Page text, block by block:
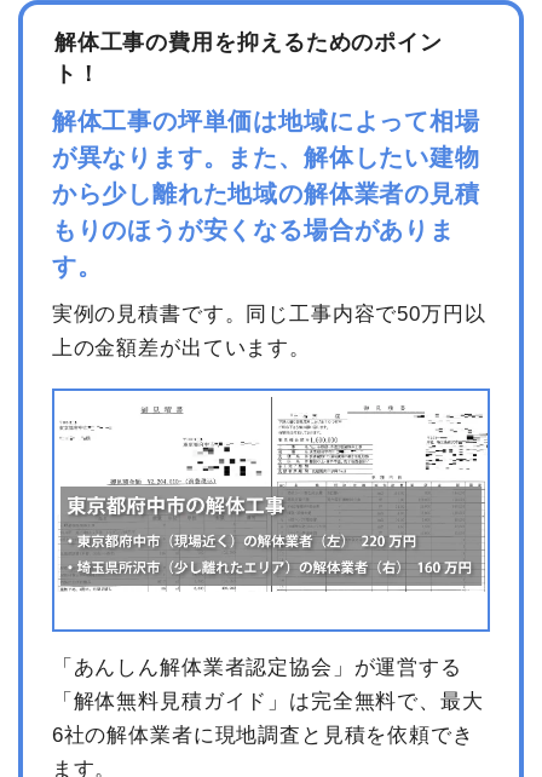
解体工事の費用を抑えるためのポイン
ト！
解体工事の坪単価は地域によって相場
が異なります。また、解体したい建物
から少し離れた地域の解体業者の見積
もりのほうが安くなる場合がありま
す。
実例の見積書です。同じ工事内容で50万円以
上の金額差が出ています。
「あんしん解体業者認定協会」が運営する
「解体無料見積ガイド」は完全無料で、最大
6社の解体業者に現地調査と見積を依頼でき
ます。